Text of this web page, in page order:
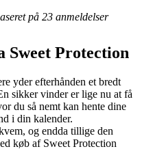
på 23 anmeldelser
Sweet Protection
yder efterhånden et bredt
sikker vinder er lige nu at få
du så nemt kan hente dine
i din kalender.
og endda tillige den
køb af Sweet Protection